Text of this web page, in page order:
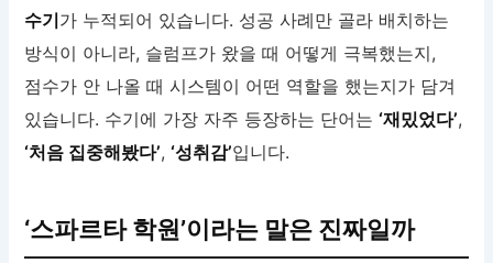
수기가 누적되어 있습니다. 성공 사례만 골라 배치하는
방식이 아니라, 슬럼프가 왔을 때 어떻게 극복했는지,
점수가 안 나올 때 시스템이 어떤 역할을 했는지가 담겨
있습니다. 수기에 가장 자주 등장하는 단어는‘재밌었다’,
‘처음 집중해봤다’,‘성취감’입니다.
‘스파르타 학원’이라는 말은 진짜일까